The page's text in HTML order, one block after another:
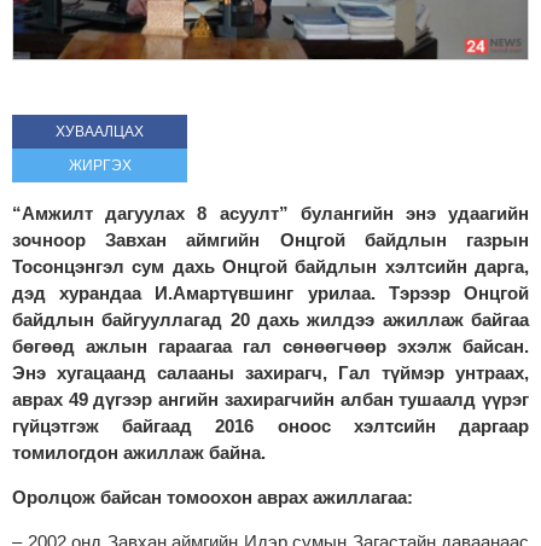
ХУВААЛЦАХ
ЖИРГЭХ
“Амжилт дагуулах 8 асуулт” булангийн энэ удаагийн
зочноор Завхан аймгийн Онцгой байдлын газрын
Тосонцэнгэл сум дахь Онцгой байдлын хэлтсийн дарга,
дэд хурандаа И.Амартүвшинг урилаа. Тэрээр Онцгой
байдлын байгууллагад 20 дахь жилдээ ажиллаж байгаа
бөгөөд ажлын гараагаа гал сөнөөгчөөр эхэлж байсан.
Энэ хугацаанд салааны захирагч, Гал түймэр унтраах,
аврах 49 дүгээр ангийн захирагчийн албан тушаалд үүрэг
гүйцэтгэж байгаад 2016 оноос хэлтсийн даргаар
томилогдон ажиллаж байна.
Оролцож байсан томоохон аврах ажиллагаа: